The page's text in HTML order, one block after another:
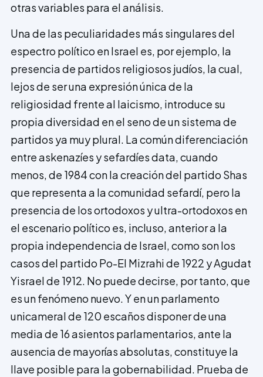
otras variables para el análisis.
Una de las peculiaridades más singulares del
espectro político en Israel es, por ejemplo, la
presencia de partidos religiosos judíos, la cual,
lejos de ser una expresión única de la
religiosidad frente al laicismo, introduce su
propia diversidad en el seno de un sistema de
partidos ya muy plural. La común diferenciación
entre askenazíes y sefardíes data, cuando
menos, de 1984 con la creación del partido Shas
que re­presenta a la comunidad sefardí, pero la
presencia de los ortodoxos y ultra-ortodoxos en
el escenario político es, incluso, anterior a la
propia independencia de Israel, como son los
casos del partido Po-El Mizrahi de 1922 y Agudat
Yisrael de 1912. No puede decirse, por tanto, que
es un fenómeno nuevo. Y en un parlamento
unicameral de 120 escaños disponer de una
media de 16 asientos parlamentarios, ante la
ausencia de mayorías absolutas, cons­tituye la
llave posible para la gobernabilidad. Prueba de